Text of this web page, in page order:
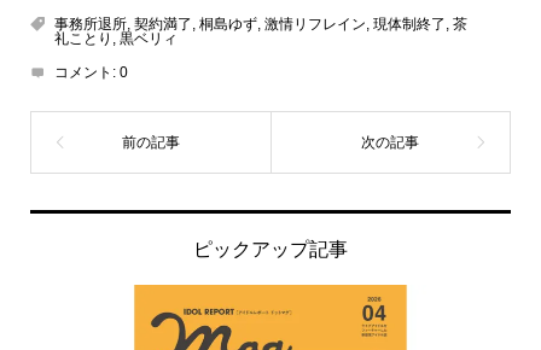
事務所退所, 契約満了 桐島ゆず, 激情リフレイン 現体制終了 茶
礼ことり
黒ベリィ
コメント: 0
ピックアップ記事